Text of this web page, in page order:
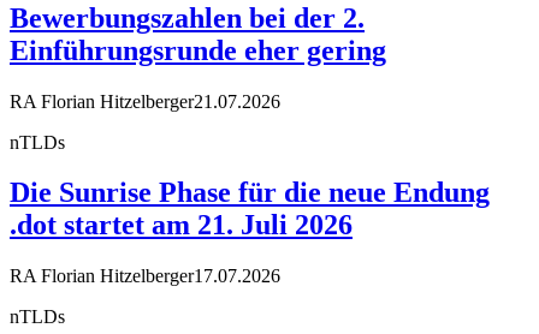
Bewerbungszahlen bei der 2.
Einführungsrunde eher gering
RA Florian Hitzelberger21.07.2026
nTLDs
Die Sunrise Phase für die neue Endung
.dot startet am 21. Juli 2026
RA Florian Hitzelberger17.07.2026
nTLDs